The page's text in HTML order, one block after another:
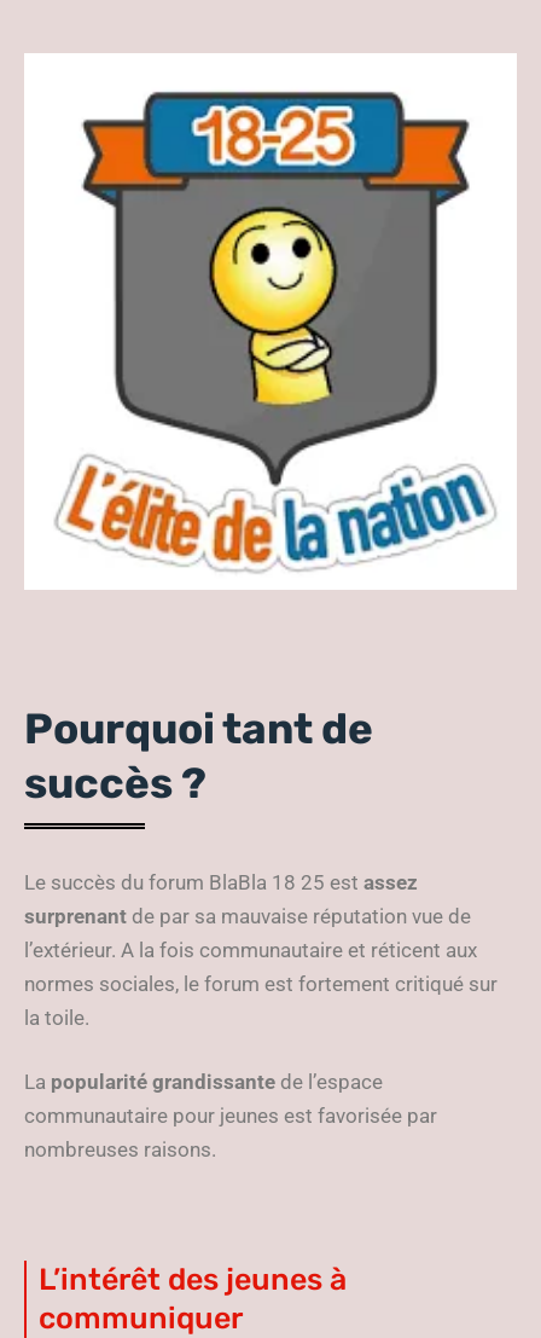
Pourquoi tant de
succès ?
Le succès du forum BlaBla 18 25 est assez
surprenant de par sa mauvaise réputation vue de
l’extérieur. A la fois communautaire et réticent aux
normes sociales, le forum est fortement critiqué sur
la toile.
La popularité grandissante de l’espace
communautaire pour jeunes est favorisée par
nombreuses raisons.
L’intérêt des jeunes à
communiquer